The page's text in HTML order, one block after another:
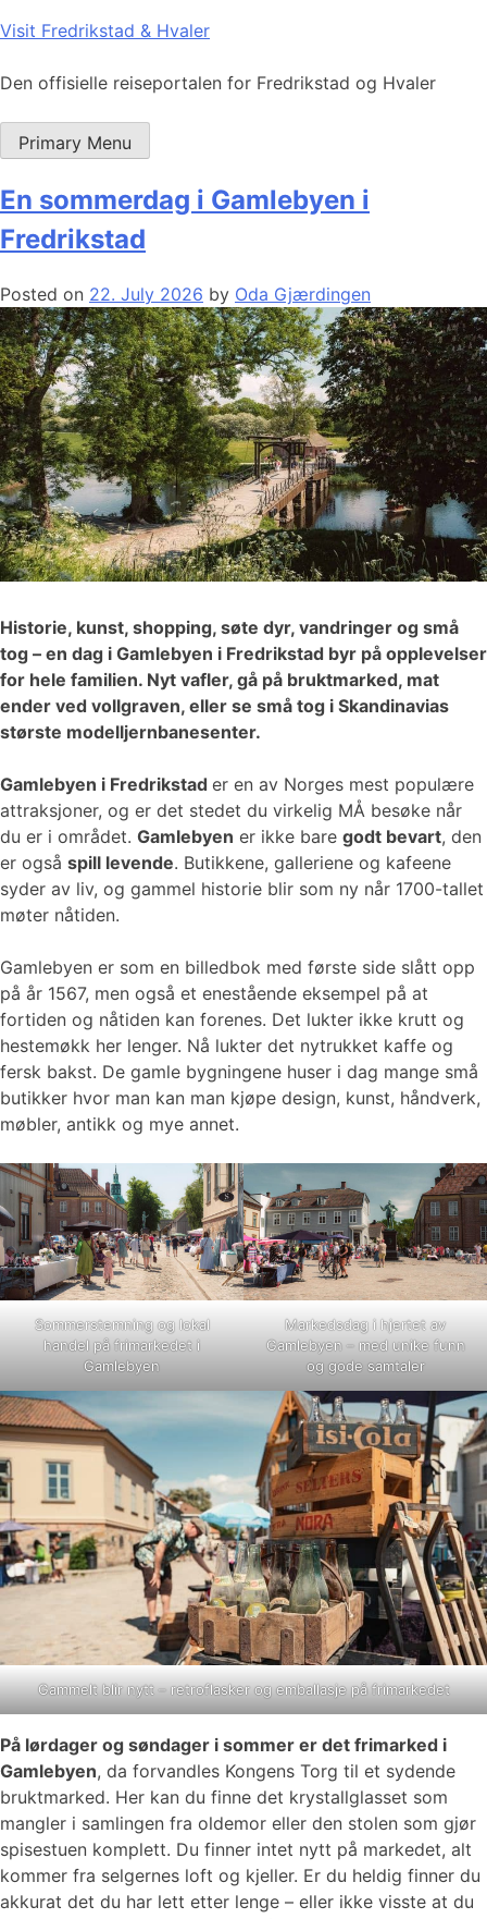
Skip
content
Visit Fredrikstad & Hvaler
Den offisielle reiseportalen for Fredrikstad og Hvaler
Primary Menu
En sommerdag i Gamlebyen i
Fredrikstad
Posted on 22. July 2026 by Oda Gjærdingen
Historie, kunst, shopping, søte dyr, vandringer og små
tog – en dag i Gamlebyen i Fredrikstad byr på opplevelser
for hele familien. Nyt vafler, gå på bruktmarked, mat
ender ved vollgraven, eller se små tog i Skandinavias
største modelljernbanesenter.
Gamlebyen i Fredrikstad er en av Norges mest populære
attraksjoner, og er det stedet du virkelig MÅ besøke når
du er i området. Gamlebyen er ikke bare godt bevart, den
er også spill levende. Butikkene, galleriene og kafeene
syder av liv, og gammel historie blir som ny når 1700-tallet
møter nåtiden.
Gamlebyen er som en billedbok med første side slått opp
på år 1567, men også et enestående eksempel på at
fortiden og nåtiden kan forenes. Det lukter ikke krutt og
hestemøkk her lenger. Nå lukter det nytrukket kaffe og
fersk bakst. De gamle bygningene huser i dag mange små
butikker hvor man kan man kjøpe design, kunst, håndverk,
møbler, antikk og mye annet.
Sommerstemning og lokal
handel på frimarkedet i
Gamlebyen
Markedsdag i hjertet av
Gamlebyen – med unike funn
og gode samtaler
Gammelt blir nytt – retroflasker og emballasje på frimarkedet
På lørdager og søndager i sommer er det frimarked i
Gamlebyen, da forvandles Kongens Torg til et sydende
bruktmarked. Her kan du finne det krystallglasset som
mangler i samlingen fra oldemor eller den stolen som gjør
spisestuen komplett. Du finner intet nytt på markedet, alt
kommer fra selgernes loft og kjeller. Er du heldig finner du
akkurat det du har lett etter lenge – eller ikke visste at du